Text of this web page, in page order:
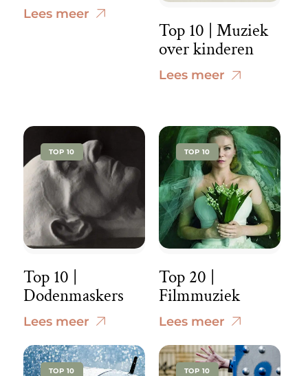
Lees meer
Top 10 | Muziek
over kinderen
Lees meer
TOP 10
Top 10 |
Dodenmaskers
Lees meer
TOP 10
Top 20 |
Filmmuziek
Lees meer
TOP 10 TOP 10